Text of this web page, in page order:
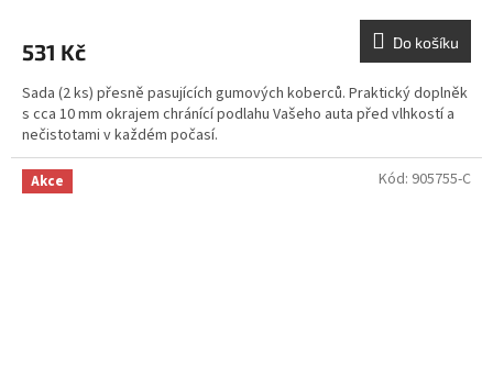
531 Kč Do košíku
Sada (2 ks) přesně pasujících gumových koberců. Praktický doplněk
s cca 10 mm okrajem chránící podlahu Vašeho auta před vlhkostí a
nečistotami v každém počasí.
Akce Kód: 905755-C